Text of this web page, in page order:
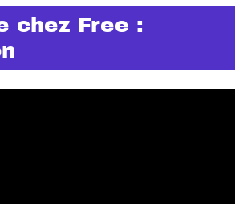
chez Free :